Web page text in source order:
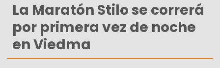
La Maratón Stilo se correrá
por primera vez de noche
en Viedma